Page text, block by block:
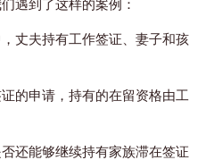
遇到了这样的案例：
丈夫持有工作签证、妻子和孩
的申请，持有的在留资格由工
还能够继续持有家族滞在签证